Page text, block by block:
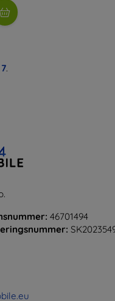
7.
46701494